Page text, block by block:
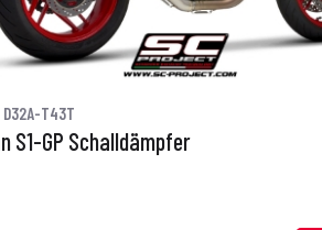
D32A-T43T
S1-GP Schalldämpfer